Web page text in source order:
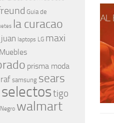
Guia de
la curacao
laptops LG maxi
Muebles
prisma moda
raf samsung sears
tigo
walmart